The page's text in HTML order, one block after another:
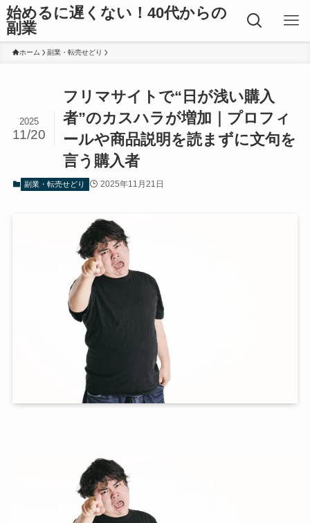
始めるに遅くない！40代からの
副業
ホーム 副業・転売せどり
フリマサイトで“日が浅い購入
者”のカスハラが増加｜プロフィ
ールや商品説明を読まずに文句を
言う購入者
2025
11/20
副業・転売せどり 2025年11月21日